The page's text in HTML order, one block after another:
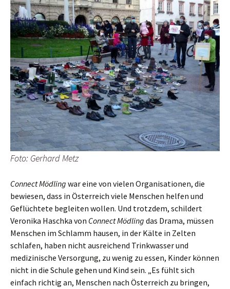
Foto: Gerhard Metz
Connect Mödling war eine von vielen Organisationen, die
bewiesen, dass in Österreich viele Menschen helfen und
Geflüchtete begleiten wollen. Und trotzdem, schildert
Veronika Haschka von Connect Mödling das Drama, müssen
Menschen im Schlamm hausen, in der Kälte in Zelten
schlafen, haben nicht ausreichend Trinkwasser und
medizinische Versorgung, zu wenig zu essen, Kinder können
nicht in die Schule gehen und Kind sein. „Es fühlt sich
einfach richtig an, Menschen nach Österreich zu bringen,